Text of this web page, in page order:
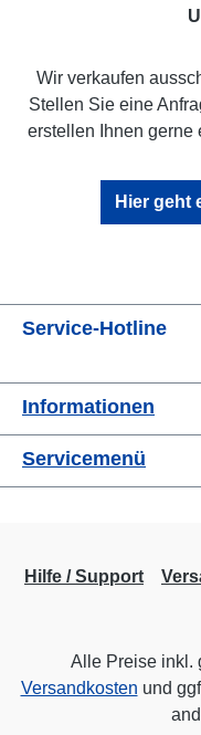
Wir verkaufen
Stellen Sie eine
erstellen Ihnen gerne
Hier geht
Service-Hotline
Informationen
Servicemenü
Hilfe / Support
Alle Preise inkl.
Versandkosten und